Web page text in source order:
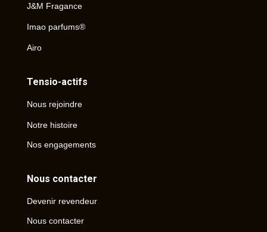
J&M Fragance
Imao parfums®
Airo
Tensio-actifs
Nous rejoindre
Notre histoire
Nos engagements
Nous contacter
Devenir revendeur
Nous contacter